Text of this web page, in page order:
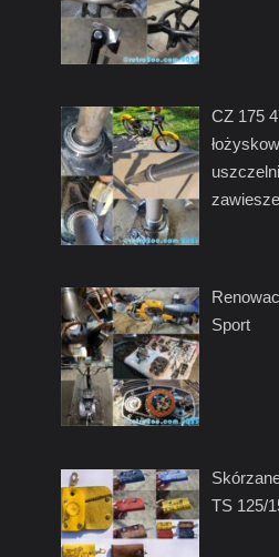
CZ 175
Sport
TS 125/